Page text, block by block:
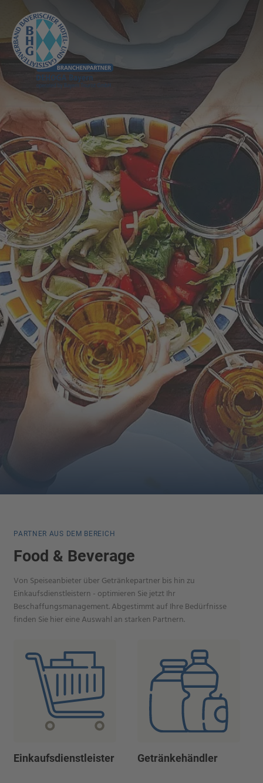
PARTNER AUS DEM BEREICH
Food & Beverage
Von Speiseanbieter über Getränkepartner bis hin zu
Einkaufsdienstleistern - optimieren Sie jetzt Ihr
Beschaffungsmanagement. Abgestimmt auf Ihre Bedürfnisse
finden Sie hier eine Auswahl an starken Partnern.
Einkaufsdienstleister Getränkehändler